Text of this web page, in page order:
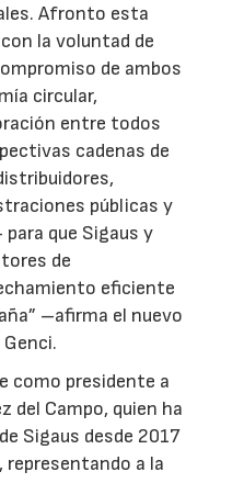
Afronto esta
la voluntad de
de ambos
circular,
entre todos
cadenas de
públicas y
que Sigaus y
de
eficiente
–afirma el nuevo
como presidente a
del Campo, quien ha
Sigaus desde 2017
representando a la